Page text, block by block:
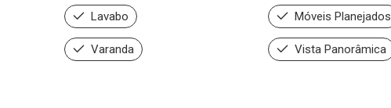
Lavabo Móveis Planejados
Varanda Vista Panorâmica